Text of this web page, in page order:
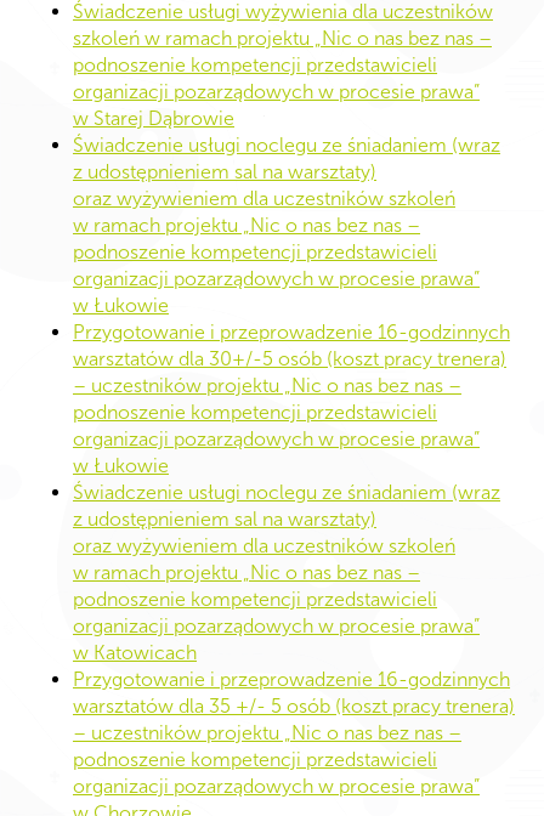
Świadczenie usługi wyżywienia dla uczestników
szkoleń w ramach projektu „Nic o nas bez nas –
podnoszenie kompetencji przedstawicieli
organizacji pozarządowych w procesie prawa”
w Starej Dąbrowie
Świadczenie usługi noclegu ze śniadaniem (wraz
z udostępnieniem sal na warsztaty)
oraz wyżywieniem dla uczestników szkoleń
w ramach projektu „Nic o nas bez nas –
podnoszenie kompetencji przedstawicieli
organizacji pozarządowych w procesie prawa”
w Łukowie
Przygotowanie i przeprowadzenie 16-godzinnych
warsztatów dla 30+/-5 osób (koszt pracy trenera)
– uczestników projektu „Nic o nas bez nas –
podnoszenie kompetencji przedstawicieli
organizacji pozarządowych w procesie prawa”
w Łukowie
Świadczenie usługi noclegu ze śniadaniem (wraz
z udostępnieniem sal na warsztaty)
oraz wyżywieniem dla uczestników szkoleń
w ramach projektu „Nic o nas bez nas –
podnoszenie kompetencji przedstawicieli
organizacji pozarządowych w procesie prawa”
w Katowicach
Przygotowanie i przeprowadzenie 16-godzinnych
warsztatów dla 35 +/- 5 osób (koszt pracy trenera)
– uczestników projektu „Nic o nas bez nas –
podnoszenie kompetencji przedstawicieli
organizacji pozarządowych w procesie prawa”